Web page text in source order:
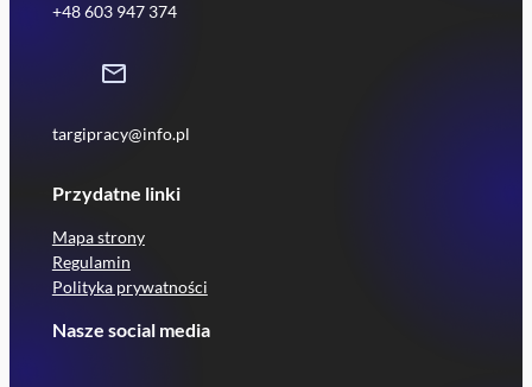
+48 603 947 374
targipracy@info.pl
Przydatne linki
Mapa strony
Regulamin
Polityka prywatności
Nasze social media